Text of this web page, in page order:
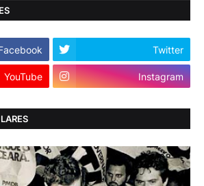
Twitter
YouTube Instagram